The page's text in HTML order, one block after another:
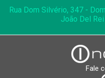
Rua Dom Silvério, 347 -
João Del
Fale